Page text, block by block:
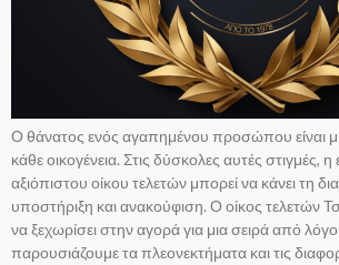
Ο θάνατος ενός αγαπημένου προσώπου είναι
κάθε οικογένεια. Στις δύσκολες αυτές στιγμές, η
αξιόπιστου οίκου τελετών μπορεί να κάνει τη
υποστήριξη και ανακούφιση. Ο οίκος τελετών
να ξεχωρίσει στην αγορά για μια σειρά από
παρουσιάζουμε τα πλεονεκτήματα και τις